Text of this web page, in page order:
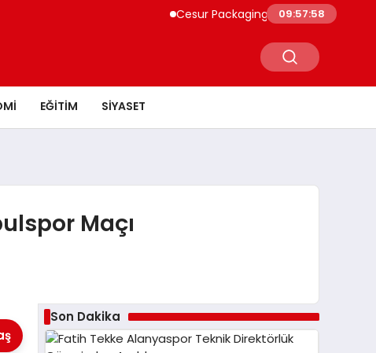
Cesur Packaging, Mısır’daki Üretim
09:57:58
EĞITIM SIYASET
Maçı
Son Dakika